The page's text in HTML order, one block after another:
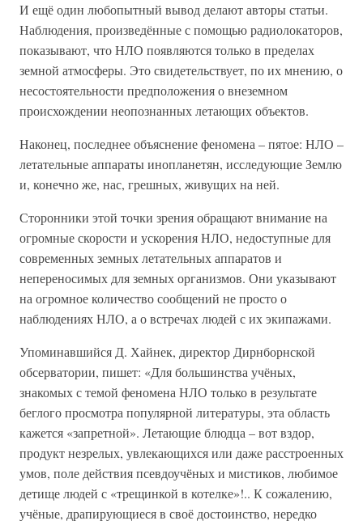
И ещё один любопытный вывод делают авторы статьи.
Наблюдения, произведённые с помощью радиолокаторов,
показывают, что НЛО появляются только в пределах
земной атмосферы. Это свидетельствует, по их мнению, о
несостоятельности предположения о внеземном
происхождении неопознанных летающих объектов.
Наконец, последнее объяснение феномена – пятое: НЛО –
летательные аппараты инопланетян, исследующие Землю
и, конечно же, нас, грешных, живущих на ней.
Сторонники этой точки зрения обращают внимание на
огромные скорости и ускорения НЛО, недоступные для
современных земных летательных аппаратов и
непереносимых для земных организмов. Они указывают
на огромное количество сообщений не просто о
наблюдениях НЛО, а о встречах людей с их экипажами.
Упоминавшийся Д. Хайнек, директор Дирнборнской
обсерватории, пишет: «Для большинства учёных,
знакомых с темой феномена НЛО только в результате
беглого просмотра популярной литературы, эта область
кажется «запретной». Летающие блюдца – вот вздор,
продукт незрелых, увлекающихся или даже расстроенных
умов, поле действия псевдоучёных и мистиков, любимое
детище людей с «трещинкой в котелке»!.. К сожалению,
учёные, драпирующиеся в своё достоинство, нередко